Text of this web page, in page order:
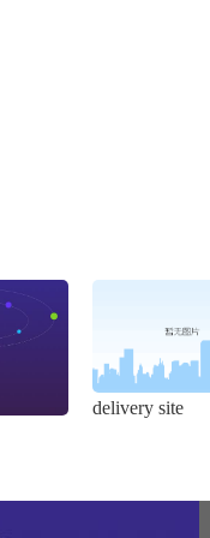
delivery site